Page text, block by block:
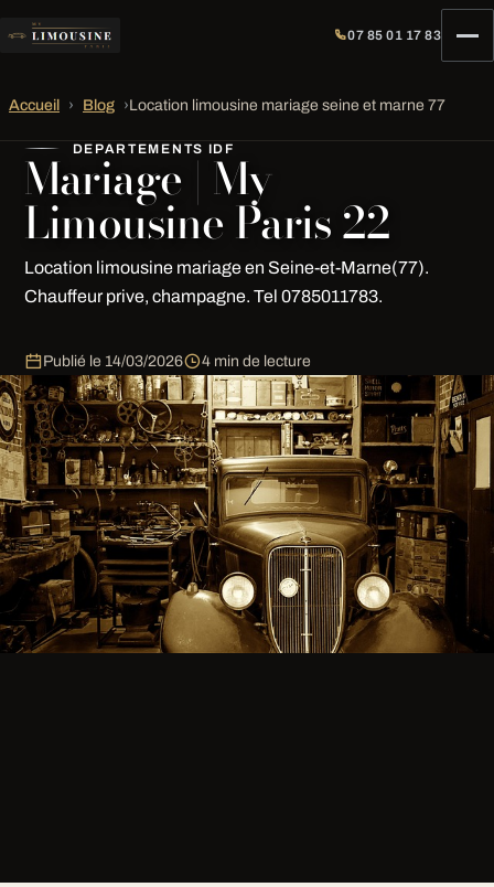
07 85 01 17 83
Accueil › Blog ›Location limousine mariage seine et marne 77
DEPARTEMENTS IDF
Mariage | My
Limousine Paris 22
Location limousine mariage en Seine-et-Marne(77).
Chauffeur prive, champagne. Tel 0785011783.
Publié le 14/03/2026 4 min de lecture